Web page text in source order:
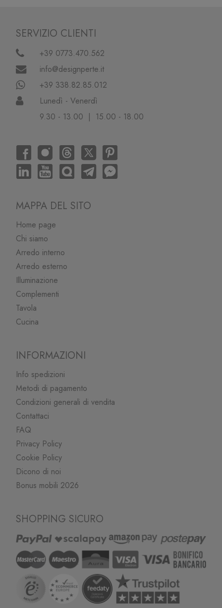
SERVIZIO CLIENTI
+39 0773.470.562
info@designperte.it
+39 338.82.85.012
Lunedì - Venerdì
9.30 - 13.00 | 15.00 - 18.00
MAPPA DEL SITO
Home page
Chi siamo
Arredo interno
Arredo esterno
Illuminazione
Complementi
Tavola
Cucina
INFORMAZIONI
Info spedizioni
Metodi di pagamento
Condizioni generali di vendita
Contattaci
FAQ
Privacy Policy
Cookie Policy
Dicono di noi
Bonus mobili 2026
SHOPPING SICURO